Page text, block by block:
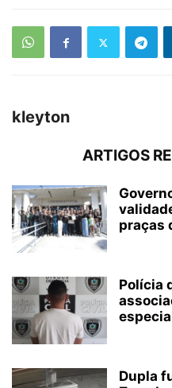
kleyton
ARTIGOS
praças
Polícia
Dupla